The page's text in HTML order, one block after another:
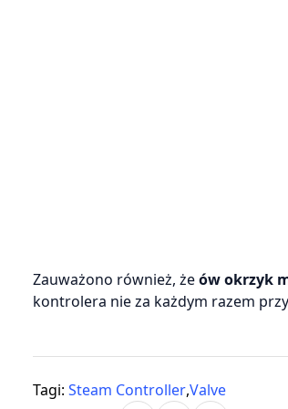
Zauważono również, żeów okrzyk
kontrolera nie za każdym razem
Tagi: Steam Controller,Valve